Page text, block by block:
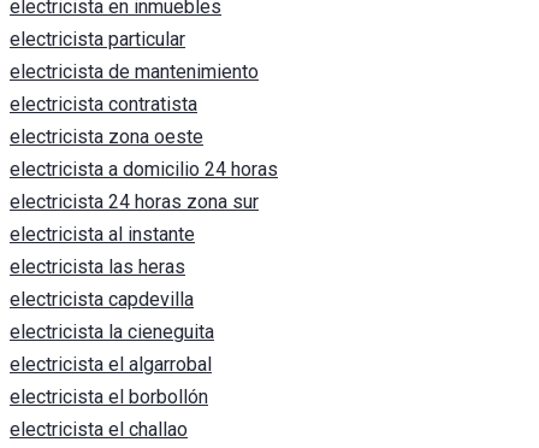
electricista en inmuebles
electricista particular
electricista de mantenimiento
electricista contratista
electricista zona oeste
electricista a domicilio 24 horas
electricista 24 horas zona sur
electricista al instante
electricista las heras
electricista capdevilla
electricista la cieneguita
electricista el algarrobal
electricista el borbollón
electricista el challao